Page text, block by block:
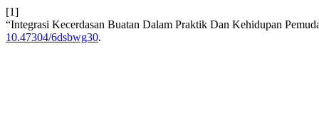
[1]
“Integrasi Kecerdasan Buatan Dalam Praktik Dan Kehidupan
10.47304/6dsbwg30.